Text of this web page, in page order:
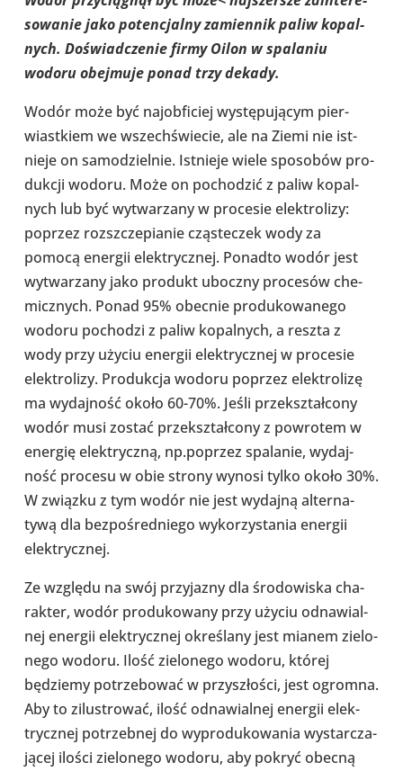
so­wa­nie jako poten­cjalny zamien­nik paliw kopal­
nych. Doświad­cze­nie firmy Oilon wspa­la­niu
wodoru obej­muje ponad trzy dekady.
Wodór może być naj­ob­fi­ciej wystę­pu­ją­cym pier­
wiast­kiem we wszech­świe­cie, ale na Ziemi nie ist­
nieje on samo­dziel­nie. Ist­nieje wiele spo­so­bów pro­
duk­cji wodoru. Może on pocho­dzić z paliw kopal­
nych lub być wytwa­rzany w pro­ce­sie elek­tro­lizy:
poprzez roz­sz­cze­pia­nie czą­ste­czek wody za
pomocą energii elek­trycz­nej. Ponadto wodór jest
wytwa­rzany jako produkt uboczny pro­ce­sów che­
micz­nych. Ponad 95% obecnie pro­du­ko­wa­nego
wodoru pocho­dzi z paliw kopal­nych, a reszta z
wody przy użyciu energii elek­trycz­nej w pro­ce­sie
elek­tro­lizy. Pro­duk­cja wodoru poprzez elek­tro­lizę
ma wydaj­ność około 60-70%. Jeśli prze­kształ­cony
wodór musi zostać prze­kształ­cony z powro­tem w
energię elek­tryczną, np.poprzez spa­la­nie, wydaj­
ność procesu w obie strony wynosi tylko około 30%.
W związku z tym wodór nie jest wydajną alter­na­
tywą dla bez­po­śred­niego wyko­rzy­sta­nia energii
elek­trycz­nej.
Ze względu na swój przy­ja­zny dla śro­do­wi­ska cha­
rak­ter, wodór pro­du­ko­wany przy użyciu odna­wial­
nej energii elek­trycz­nej okre­ślany jest mianem zie­lo­
nego wodoru. Ilość zie­lo­nego wodoru, której
będziemy potrze­bo­wać w przy­szło­ści, jest ogromna.
Aby to zilu­stro­wać, ilość odna­wial­nej energii elek­
trycz­nej potrzeb­nej do wypro­du­ko­wa­nia wystar­cza­
ją­cej ilości zie­lo­nego wodoru, aby pokryć obecną